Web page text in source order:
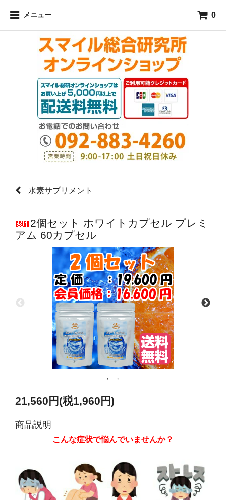
専門店スマイル総合研究所
メニュー 0
水素サプリメント
2個セット ホワイトカプセル プレミ
アム 60カプセル
21,560円(税1,960円)
商品説明
こんな症状で悩んでいませんか？